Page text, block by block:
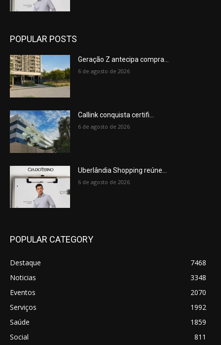
POPULAR POSTS
Geração Z antecipa compra...
6 de agosto de 2026
Callink conquista certifi...
6 de agosto de 2026
Uberlândia Shopping reúne...
6 de agosto de 2026
POPULAR CATEGORY
Destaque
7468
Noticias
3348
Eventos
2070
Serviços
1992
Saúde
1859
Social
811